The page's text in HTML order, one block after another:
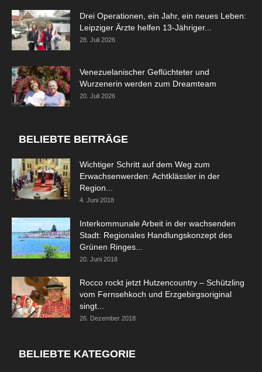
Drei Operationen, ein Jahr, ein neues Leben:
Leipziger Ärzte helfen 13-Jähriger...
28. Juli 2026
Venezuelanischer Geflüchteter und
Wurzenerin werden zum Dreamteam
20. Juli 2026
BELIEBTE BEITRÄGE
Wichtiger Schritt auf dem Weg zum
Erwachsenwerden: Achtklässler in der
Region...
4. Juni 2018
Interkommunale Arbeit in der wachsenden
Stadt: Regionales Handlungskonzept des
Grünen Ringes...
20. Juni 2018
Rocco rockt jetzt Hutzencountry – Schützling
vom Fernsehkoch und Erzgebirgsoriginal
singt...
26. Dezember 2018
BELIEBTE KATEGORIE